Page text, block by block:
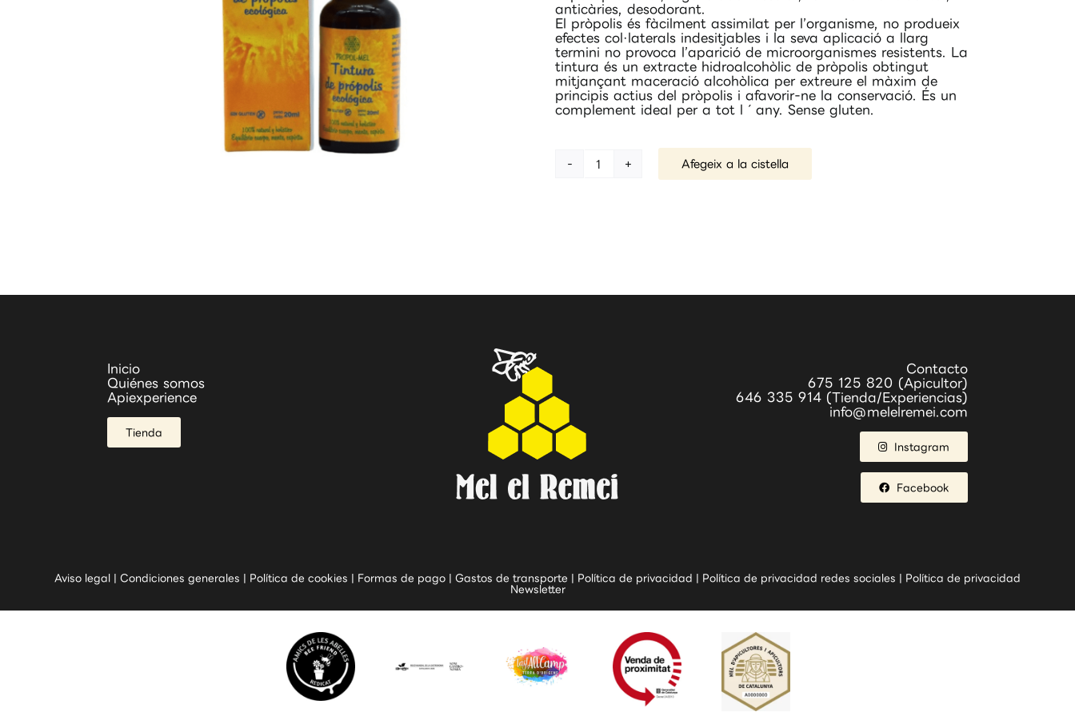
anticàries, desodorant.
El pròpolis és fàcilment assimilat per l’organisme, no produeix
efectes col·laterals indesitjables i la seva aplicació a llarg
termini no provoca l’aparició de microorganismes resistents. La
tintura és un extracte hidroalcohòlic de pròpolis obtingut
mitjançant maceració alcohòlica per extreure el màxim de
principis actius del pròpolis i afavorir-ne la conservació. És un
complement ideal per a tot l´any. Sense gluten.
quantitat
Afegeix a la cistella
Inicio
Quiénes somos
Apiexperience
Tienda
Contacto
675 125 820 (Apicultor)
646 335 914 (Tienda/Experiencias)
info@melelremei.com
Instagram
Facebook
Aviso legal Condiciones generales Política de cookies Formas de pago Gastos de transporte Política de privacidad Política de privacidad redes sociales
Política de privacidad
Newsletter